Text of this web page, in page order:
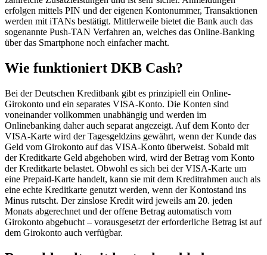
erfolgen mittels PIN und der eigenen Kontonummer, Transaktionen
werden mit iTANs bestätigt. Mittlerweile bietet die Bank auch das
sogenannte Push-TAN Verfahren an, welches das Online-Banking
über das Smartphone noch einfacher macht.
Wie funktioniert DKB Cash?
Bei der Deutschen Kreditbank gibt es prinzipiell ein Online-
Girokonto und ein separates VISA-Konto. Die Konten sind
voneinander vollkommen unabhängig und werden im
Onlinebanking daher auch separat angezeigt. Auf dem Konto der
VISA-Karte wird der Tagesgeldzins gewährt, wenn der Kunde das
Geld vom Girokonto auf das VISA-Konto überweist. Sobald mit
der Kreditkarte Geld abgehoben wird, wird der Betrag vom Konto
der Kreditkarte belastet. Obwohl es sich bei der VISA-Karte um
eine Prepaid-Karte handelt, kann sie mit dem Kreditrahmen auch als
eine echte Kreditkarte genutzt werden, wenn der Kontostand ins
Minus rutscht. Der zinslose Kredit wird jeweils am 20. jeden
Monats abgerechnet und der offene Betrag automatisch vom
Girokonto abgebucht – vorausgesetzt der erforderliche Betrag ist auf
dem Girokonto auch verfügbar.